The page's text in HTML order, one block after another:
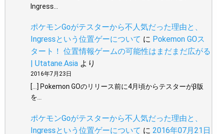
Ingress…
ポケモンGoがテスターから不人気だった理由と、
Ingressという位置ゲーについて に Pokemon GOス
タート！ 位置情報ゲームの可能性はまだまだ広がる
| Utatane.Asia より
2016年7月23日
[…] Pokemon GOのリリース前に4月頃からテスターがβ版
を…
ポケモンGoがテスターから不人気だった理由と、
Ingressという位置ゲーについて に 2016年07月21日